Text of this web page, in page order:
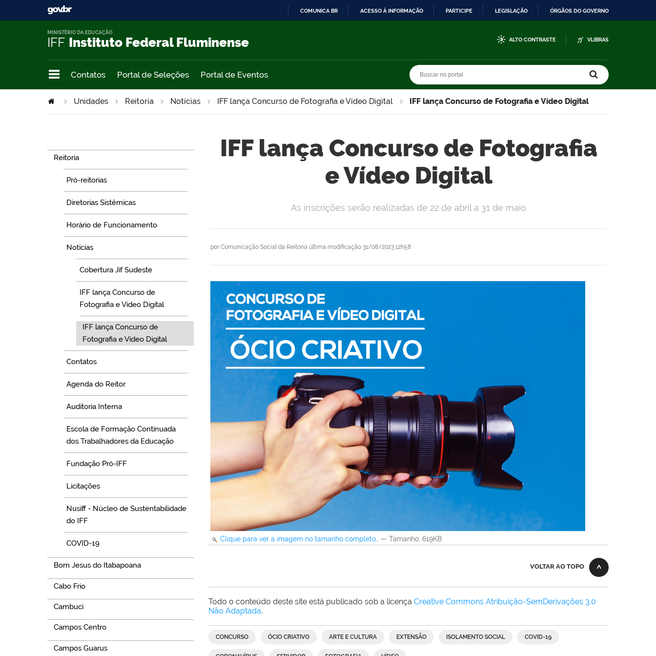
COMUNICA BR ACESSO À INFORMAÇÃO PARTICIPE LEGISLAÇÃO ÓRGÃOS DO GOVERNO
IFF Instituto Federal Fluminense
MINISTÉRIO DA EDUCAÇÃO
ALTO CONTRASTE VLIBRAS
Contatos Portal de Seleções Portal de Eventos
Unidades Reitoria Notícias IFF lança Concurso de Fotografia e Vídeo Digital IFF lança Concurso de Fotografia e Vídeo Digital
Reitoria
Pró-reitorias
Diretorias Sistêmicas
Horário de Funcionamento
Notícias
Cobertura Jif Sudeste
IFF lança Concurso de
Fotografia e Vídeo Digital
IFF lança Concurso de
Fotografia e Vídeo Digital
Contatos
Agenda do Reitor
Auditoria Interna
Escola de Formação Continuada
dos Trabalhadores da Educação
Fundação Pró-IFF
Licitações
Nusiff - Núcleo de Sustentabilidade
do IFF
COVID-19
Bom Jesus do Itabapoana
Cabo Frio
Cambuci
Campos Centro
Campos Guarus
IFF lança Concurso de Fotografia
e Vídeo Digital
por Comunicação Social da Reitoria última modificação 31/08/2023 12h58
As inscrições serão realizadas de 22 de abril a 31 de maio
Clique para ver a imagem no tamanho completo… — Tamanho: 619KB
VOLTAR AO TOPO
Todo o conteúdo deste site está publicado sob a licença Creative Commons Atribuição-SemDerivações 3.0
Não Adaptada.
CONCURSO ÓCIO CRIATIVO ARTE E CULTURA EXTENSÃO ISOLAMENTO SOCIAL COVID-19